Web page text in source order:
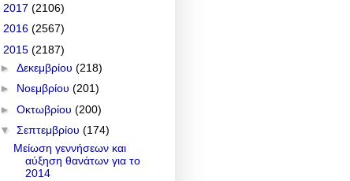
2017 (2106)
2016 (2567)
2015 (2187)
► Δεκεμβρίου (218)
► Νοεμβρίου (201)
► Οκτωβρίου (200)
▼ Σεπτεμβρίου (174)
Μείωση γεννήσεων και
αύξηση θανάτων για το
2014